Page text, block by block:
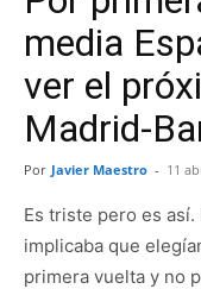
media
ver el
Madrid-
Por Javier Maestro - 11
Es triste pero es así.
implicaba que
primera vuelta y no